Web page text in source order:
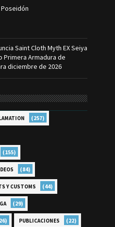
Saint Cloth Myth EX Seiya
Primera Armadura de
diciembre de 2026
(257)
(155)
(84)
Y CUSTOMS (44)
(29)
PUBLICACIONES (22)